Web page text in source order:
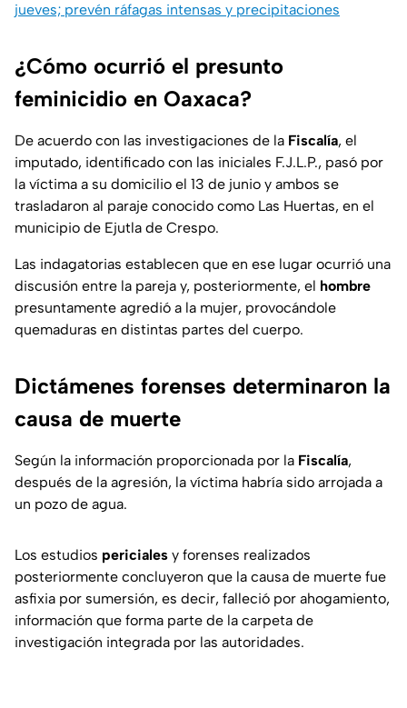
jueves; prevén ráfagas intensas y precipitaciones
¿Cómo ocurrió el presunto
feminicidio en Oaxaca?
De acuerdo con las investigaciones de la Fiscalía, el
imputado, identificado con las iniciales F.J.L.P., pasó por
la víctima a su domicilio el 13 de junio y ambos se
trasladaron al paraje conocido como Las Huertas, en el
municipio de Ejutla de Crespo.
Las indagatorias establecen que en ese lugar ocurrió una
discusión entre la pareja y, posteriormente, el hombre
presuntamente agredió a la mujer, provocándole
quemaduras en distintas partes del cuerpo.
Dictámenes forenses determinaron la
causa de muerte
Según la información proporcionada por la Fiscalía,
después de la agresión, la víctima habría sido arrojada a
un pozo de agua.
Los estudios periciales y forenses realizados
posteriormente concluyeron que la causa de muerte fue
asfixia por sumersión, es decir, falleció por ahogamiento,
información que forma parte de la carpeta de
investigación integrada por las autoridades.